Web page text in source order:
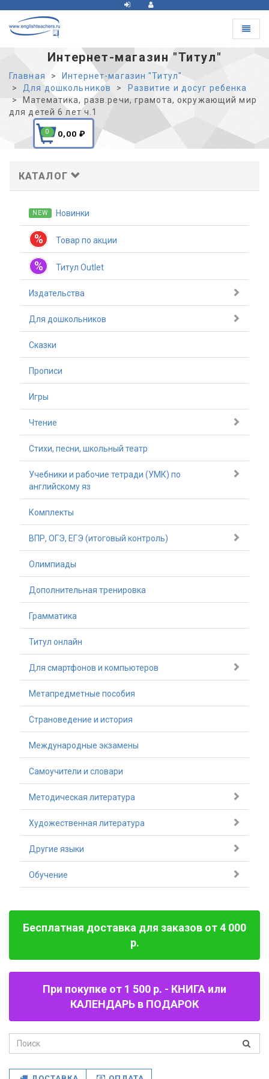
Toggle
Интернет-магазин "Титул"
Главная
Интернет-магазин "Титул"
Для дошкольников
Развитие и досуг ребенка
Математика, разв.речи, грамота, окружающий мир
для детей 6 лет ч.1
0 0,00 ₽
КАТАЛОГ
NEW Новинки
% Товар по акции
% Титул Outlet
Издательства
Для дошкольников
Сказки
Прописи
Игры
Чтение
Стихи, песни, школьный театр
Учебники и рабочие тетради (УМК) по
английскому яз
Комплекты
ВПР, ОГЭ, ЕГЭ (итоговый контроль)
Олимпиады
Дополнительная тренировка
Грамматика
Титул онлайн
Для смартфонов и компьютеров
Метапредметные пособия
Страноведение и история
Международные экзамены
Самоучители и словари
Методическая литература
Художественная литература
Другие языки
Обучение
Бесплатная доставка для заказов от 4 000
р.
При покупке от 1 500 р. - КНИГА или
КАЛЕНДАРЬ в ПОДАРОК